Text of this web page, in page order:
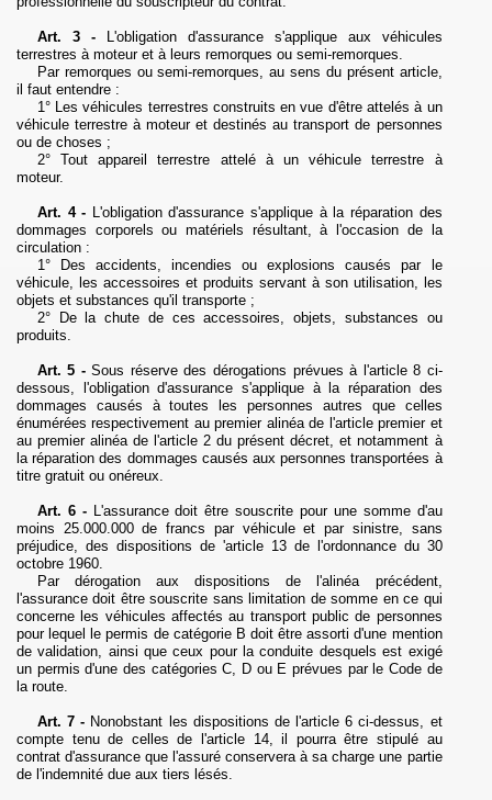
Art. 3 -L'obligation d'assurance s'applique aux véhicules
terrestres à moteur et à leurs remorques ou semi-remorques.
Par remorques ou semi-remorques, au sens du présent article,
il faut entendre :
1° Les véhicules terrestres construits en vue d'être attelés à un
véhicule terrestre à moteur et destinés au transport de personnes
ou de choses ;
2° Tout appareil terrestre attelé à un véhicule terrestre à
moteur.
Art. 4 - L'obligation d'assurance s'applique à la réparation des
dommages corporels ou matériels résultant, à l'occasion de la
circulation :
1° Des accidents, incendies ou explosions causés par le
véhicule, les accessoires et produits servant à son utilisation, les
objets et substances qu'il transporte ;
2° De la chute de ces accessoires, objets, substances ou
produits.
Art. 5 -Sous réserve des dérogations prévues à l'article 8 ci-
dessous, l'obligation d'assurance s'applique à la réparation des
dommages causés à toutes les personnes autres que celles
énumérées respectivement au premier alinéa de l'article premier et
au premier alinéa de l'article 2 du présent décret, et notamment à
la réparation des dommages causés aux personnes transportées à
titre gratuit ou onéreux.
Art. 6 -L'assurance doit être souscrite pour une somme d'au
moins 25.000.000 de francs par véhicule et par sinistre, sans
préjudice, des dispositions de 'article 13 de l'ordonnance du 30
octobre 1960.
Par dérogation aux dispositions de l'alinéa précédent,
l'assurance doit être souscrite sans limitation de somme en ce qui
concerne les véhicules affectés au transport public de personnes
pour lequel le permis de catégorie B doit être assorti d'une mention
de validation, ainsi que ceux pour la conduite desquels est exigé
un permis d'une des catégories C, D ou E prévues par le Code de
la route.
Art. 7 - Nonobstant les dispositions de l'article 6 ci-dessus, et
compte tenu de celles de l'article 14, il pourra être stipulé au
contrat d'assurance que l'assuré conservera à sa charge une partie
de l'indemnité due aux tiers lésés.